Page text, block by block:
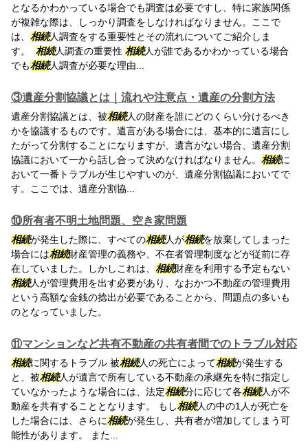
となるかわかっている場合でも調査は必要ですし、特に家族関係
が複雑な際は、しっかり調査をしなければなりません。ここで
は、 相続人調査をする重要性とその流れについてご紹介しま
す。 相続人調査の重要性 相続人が誰であるかわかっている場合
でも相続人調査が必要な理由...
③遺産分割協議とは｜流れや注意点・遺産の分割方法
遺産分割協議とは、被相続人の財産を誰にどのくらい分けるべき
かを協議するものです。遺言がある場合には、基本的に遺言にし
たがって分割することになりますが、遺言がない場合、遺産分割
協議において一から話し合って決めなければなりません。 相続に
おいて一番トラブルが生じやすいのが、遺産分割協議においてで
す。ここでは、遺産分割協...
⑩所有者不明土地問題、空き家問題
相続が発生した際に、すべての相続人が相続を放棄してしまった
場合には相続財産管理の義務や、不在者管理制度などが従前に存
在していました。しかしこれは、 相続財産を利用する予定もない
相続人が管理費用を出す必要があり、なおかつ不動産の管理費用
という高額な金銭の捻出が必要であることから、問題点の多いも
のとなっていました。
⑪マンションなど共有不動産の共有者間でのトラブル対応
相続に関するトラブル 被相続人の死亡によって相続が発生する
と、被相続人が遺言で所有している不動産の承継先を特に指定し
ていなかったような場合には、法定相続分に応じて各相続人が不
動産を共有することとなります。 もし相続人の中の1人が死亡を
した場合には、さらに相続が発生し、共有者が増加してしまう可
能性があります。 また...